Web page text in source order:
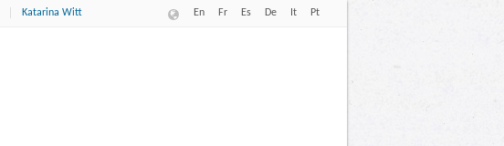
Katarina Witt En Fr Es De It Pt